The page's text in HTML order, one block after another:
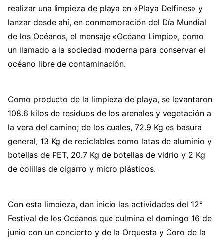
realizar una limpieza de playa en «Playa Delfines» y
lanzar desde ahí, en conmemoración del Día Mundial
de los Océanos, el mensaje «Océano Limpio», como
un llamado a la sociedad moderna para conservar el
océano libre de contaminación.
Como producto de la limpieza de playa, se levantaron
108.6 kilos de residuos de los arenales y vegetación a
la vera del camino; de los cuales, 72.9 Kg es basura
general, 13 Kg de reciclables como latas de aluminio y
botellas de PET, 20.7 Kg de botellas de vidrio y 2 Kg
de colillas de cigarro y micro plásticos.
Con esta limpieza, dan inicio las actividades del 12°
Festival de los Océanos que culmina el domingo 16 de
junio con un concierto y de la Orquesta y Coro de la